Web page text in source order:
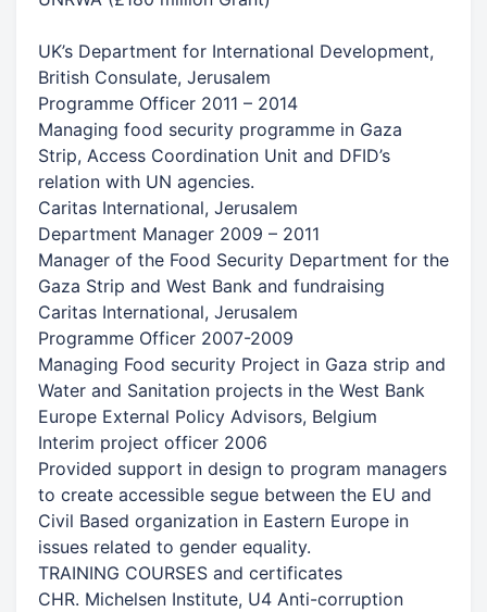
UK’s Department for International Development,
British Consulate, Jerusalem
Programme Officer 2011 – 2014
Managing food security programme in Gaza
Strip, Access Coordination Unit and DFID’s
relation with UN agencies.
Caritas International, Jerusalem
Department Manager 2009 – 2011
Manager of the Food Security Department for the
Gaza Strip and West Bank and fundraising
Caritas International, Jerusalem
Programme Officer 2007-2009
Managing Food security Project in Gaza strip and
Water and Sanitation projects in the West Bank
Europe External Policy Advisors, Belgium
Interim project officer 2006
Provided support in design to program managers
to create accessible segue between the EU and
Civil Based organization in Eastern Europe in
issues related to gender equality.
TRAINING COURSES and certificates
CHR. Michelsen Institute, U4 Anti-corruption